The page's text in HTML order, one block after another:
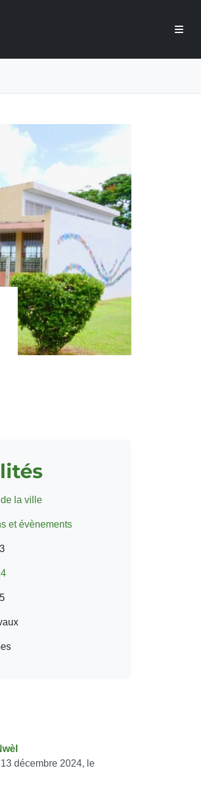
la ville
et évènements
également
décembre 2024, le